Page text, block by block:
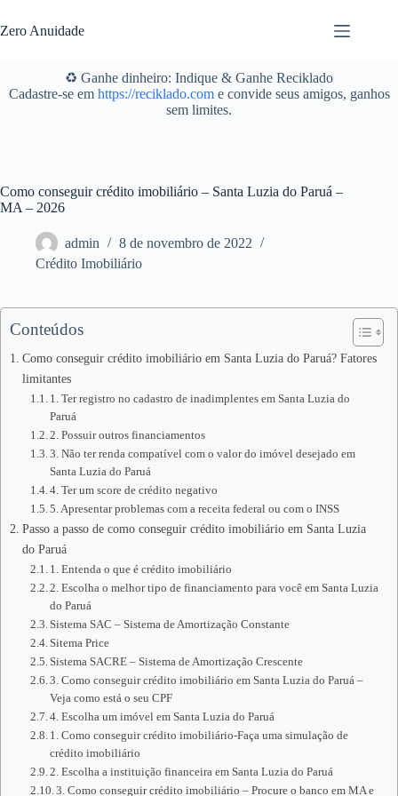
para
o
Zero Anuidade
♻️ Ganhe dinheiro: Indique & Ganhe Reciklado
Cadastre-se em https://reciklado.come convide seus amigos, ganhos
sem limites.
Como conseguir crédito imobiliário – Santa Luzia do Paruá –
MA – 2026
admin
8 de novembro de 2022
Crédito Imobiliário
Conteúdos
Como conseguir crédito imobiliário em Santa Luzia do Paruá? Fatores
limitantes
1. Ter registro no cadastro de inadimplentes em Santa Luzia do
Paruá
2. Possuir outros financiamentos
3. Não ter renda compatível com o valor do imóvel desejado em
Santa Luzia do Paruá
4. Ter um score de crédito negativo
5. Apresentar problemas com a receita federal ou com o INSS
Passo a passo de como conseguir crédito imobiliário em Santa Luzia
do Paruá
1. Entenda o que é crédito imobiliário
2. Escolha o melhor tipo de financiamento para você em Santa Luzia
do Paruá
Sistema SAC – Sistema de Amortização Constante
Sitema Price
Sistema SACRE – Sistema de Amortização Crescente
3. Como conseguir crédito imobiliário em Santa Luzia do Paruá –
Veja como está o seu CPF
4. Escolha um imóvel em Santa Luzia do Paruá
1. Como conseguir crédito imobiliário-Faça uma simulação de
crédito imobiliário
2. Escolha a instituição financeira em Santa Luzia do Paruá
3. Como conseguir crédito imobiliário – Procure o banco em MA e